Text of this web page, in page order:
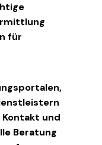
für
und
Beratung